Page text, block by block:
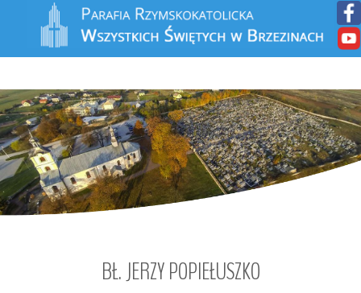
BŁ.JERZYPOPIEŁUSZKO